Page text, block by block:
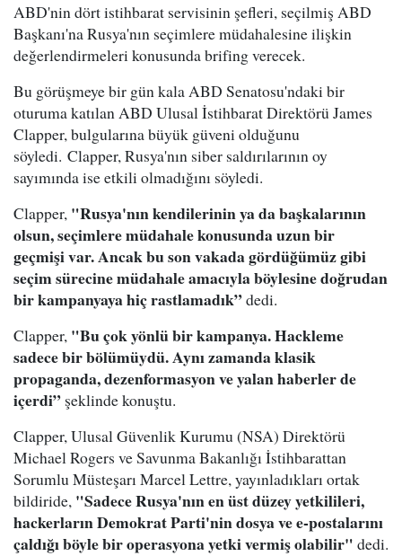
ABD'nin dört istihbarat servisinin şefleri, seçilmiş ABD
Başkanı'na Rusya'nın seçimlere müdahalesine ilişkin
değerlendirmeleri konusunda brifing verecek.
Bu görüşmeye bir gün kala ABD Senatosu'ndaki bir
oturuma katılan ABD Ulusal İstihbarat Direktörü James
Clapper, bulgularına büyük güveni olduğunu
söyledi. Clapper, Rusya'nın siber saldırılarının oy
sayımında ise etkili olmadığını söyledi.
Clapper, "Rusya'nın kendilerinin ya da başkalarının
olsun, seçimlere müdahale konusunda uzun bir
geçmişi var. Ancak bu son vakada gördüğümüz gibi
seçim sürecine müdahale amacıyla böylesine doğrudan
bir kampanyaya hiç rastlamadık”dedi.
Clapper, "Bu çok yönlü bir kampanya. Hackleme
sadece bir bölümüydü. Aynı zamanda klasik
propaganda, dezenformasyon ve yalan haberler de
içerdi” şeklinde konuştu.
Clapper, Ulusal Güvenlik Kurumu (NSA) Direktörü
Michael Rogers ve Savunma Bakanlığı İstihbarattan
Sorumlu Müsteşarı Marcel Lettre, yayınladıkları ortak
bildiride, "Sadece Rusya'nın en üst düzey yetkilileri,
hackerların Demokrat Parti'nin dosya ve e-postalarını
çaldığı böyle bir operasyona yetki vermiş olabilir" dedi.